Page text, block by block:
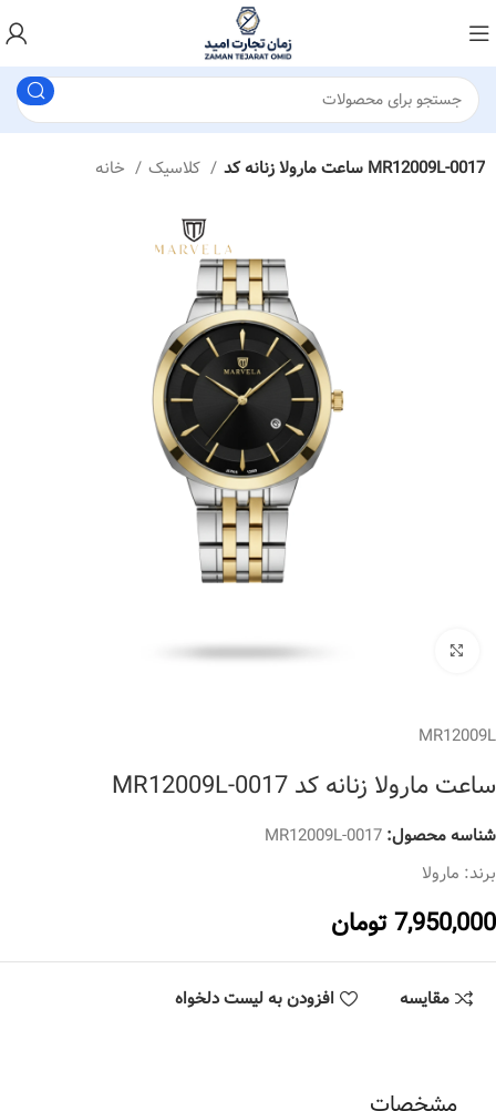
کلاسیک ساعت مارولا زنانه کد MR12009L-0017
برای بزرگنمایی کلیک کنید
MR12009L
ساعت مارولا زنانه کد MR12009L-0017
شناسه محصول:MR12009L-0017
برند: مارولا
7,950,000تومان
مقایسه افزودن به لیست دلخواه